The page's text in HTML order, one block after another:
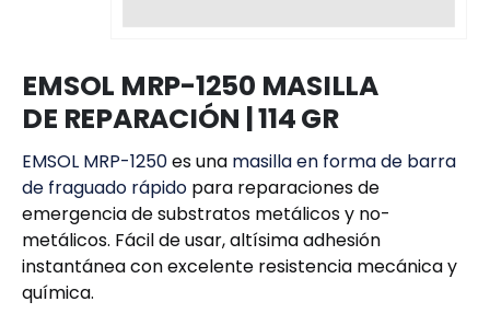
EMSOL MRP-1250 MASILLA
DE REPARACIÓN | 114 GR
EMSOL MRP-1250es una masilla en forma de barra
de fraguado rápido para reparaciones de
emergencia de substratos metálicos y no-
metálicos. Fácil de usar, altísima adhesión
instantánea con excelente resistencia mecánica y
química.